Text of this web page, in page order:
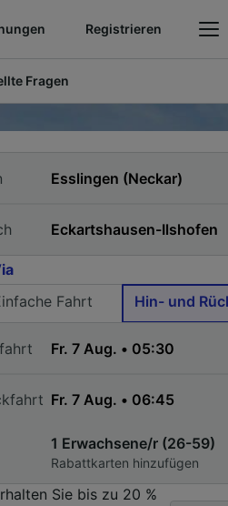
Registrieren
Fragen
Fahrt
Hin- und
1 Erwachsene/r (26-59)
Rabattkarten hinzufügen
Sie bis zu 20 %